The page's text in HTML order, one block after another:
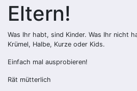
Eltern!
Was Ihr habt, sind Kinder. Was Ihr nicht
Krümel, Halbe, Kurze oder Kids.
Einfach mal ausprobieren!
Rät mütterlich